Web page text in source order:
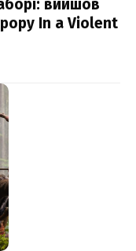
вийшов
In a Violent